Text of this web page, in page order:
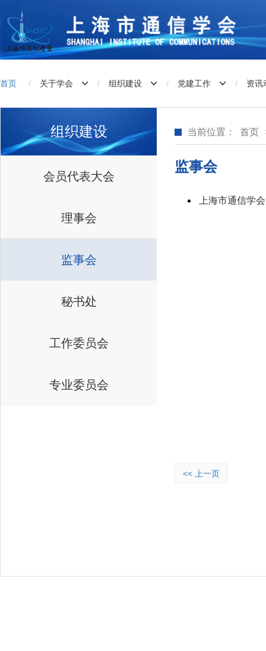
首页 / 关于学会 / 组织建设 / 党建工作 / 资讯
组织建设
会员代表大会
理事会
监事会
秘书处
工作委员会
专业委员会
当前位置： 首页
监事会
上海市通信学
<< 上一页